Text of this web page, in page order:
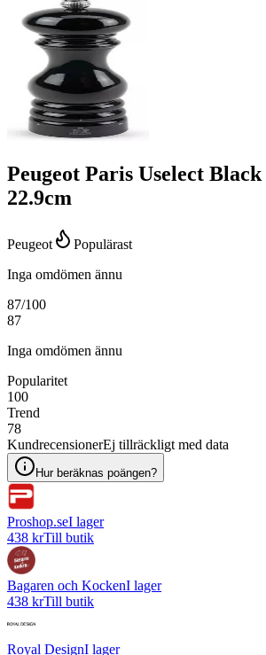
Peugeot Paris Uselect
22.9cm
Peugeot
Populärast
Inga omdömen ännu
87/100
87
Inga omdömen ännu
Popularitet
100
Trend
78
KundrecensionerEj tillräckligt med data
Hur beräknas poängen?
Proshop.seI lager
438 krTill butik
Bagaren och KockenI lager
438 krTill butik
Royal DesignI lager